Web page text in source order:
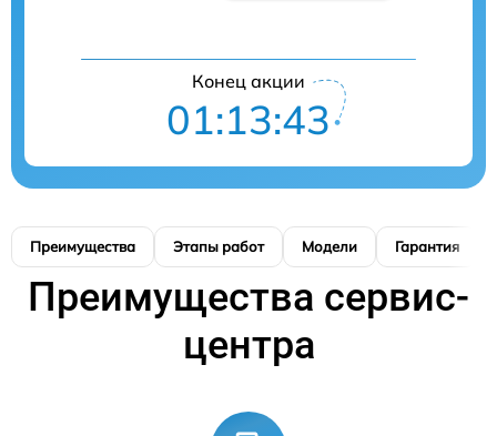
Конец акции
01:13:42
Преимущества Этапы работ Модели Гарантия
Преимущества сервис-
центра